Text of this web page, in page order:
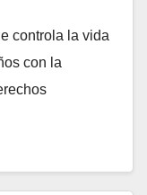
controla la vida
con la